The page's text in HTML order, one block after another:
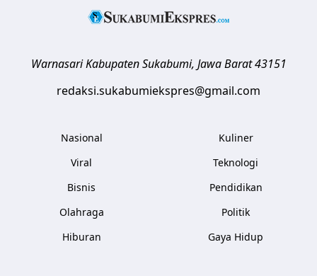
Warnasari Kabupaten Sukabumi, Jawa Barat 43151
redaksi.sukabumiekspres@gmail.com
Nasional
Viral
Bisnis
Olahraga
Hiburan
Kuliner
Teknologi
Pendidikan
Politik
Gaya Hidup